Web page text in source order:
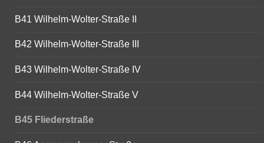
B41 Wilhelm-Wolter-Straße II
B42 Wilhelm-Wolter-Straße III
B43 Wilhelm-Wolter-Straße IV
B44 Wilhelm-Wolter-Straße V
B45 Fliederstraße